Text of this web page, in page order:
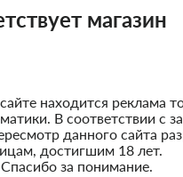
магазин
находится реклама
В соответствии с
данного сайта
достигшим 18 лет.
Спасибо за понимание.